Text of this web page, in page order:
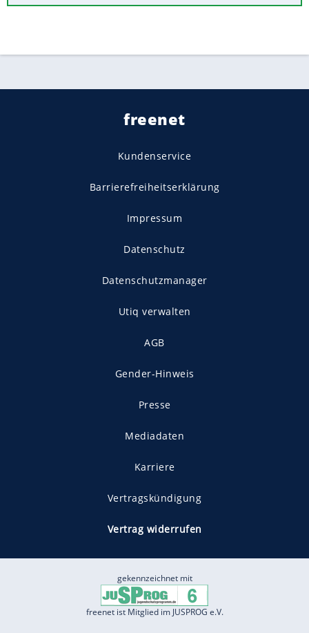
freenet
Kundenservice
Barrierefreiheitserklärung
Impressum
Datenschutz
Datenschutzmanager
Utiq verwalten
AGB
Gender-Hinweis
Presse
Mediadaten
Karriere
Vertragskündigung
Vertrag widerrufen
gekennzeichnet mit
freenet ist Mitglied im JUSPROG e.V.